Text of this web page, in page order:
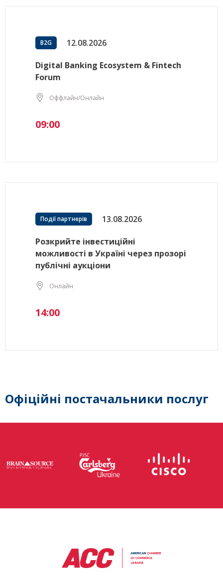
B2G 12.08.2026
Digital Banking Ecosystem & Fintech
Forum
Оффлайн/Онлайн
09:00
Події партнерів 13.08.2026
Розкрийте інвестиційні
можливості в Україні через прозорі
публічні аукціони
Онлайн
14:00
Офіційні постачальники послуг